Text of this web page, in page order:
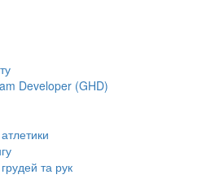
Developer (GHD)
та рук